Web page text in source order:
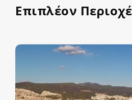
Επιπλέον